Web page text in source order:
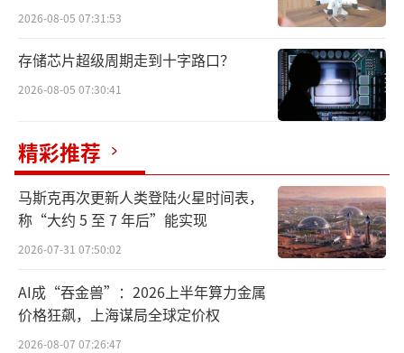
2026-08-05 07:31:53
存储芯片超级周期走到十字路口？
2026-08-05 07:30:41
精彩推荐
马斯克再次更新人类登陆火星时间表，
称“大约 5 至 7 年后”能实现
2026-07-31 07:50:02
AI成“吞金兽”：2026上半年算力金属
价格狂飙，上海谋局全球定价权
2026-08-07 07:26:47